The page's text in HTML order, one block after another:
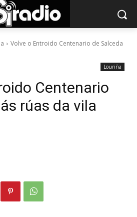
Volve o Entroido Centenario de Salceda
Louriña
Centenario
rúas da vila